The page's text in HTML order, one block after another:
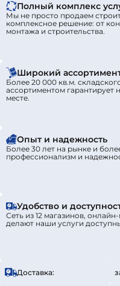
Полный комплекс
Мы не просто продаем
комплексное решение: от
монтажа и строительства.
Широкий
Более 20 000 кв.м.
ассортиментом гарантирует
месте.
Опыт и надежность
Более 30 лет на рынке и
профессионализм и
Удобство и
Сеть из 12 магазинов,
делают наши услуги
Доставка: